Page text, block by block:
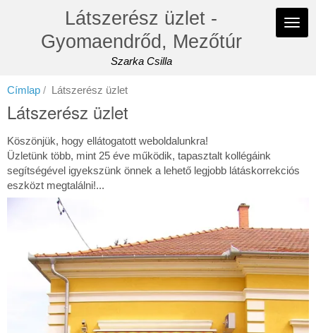
tartalomra
Látszerész üzlet -
Gyomaendrőd, Mezőtúr
Szarka Csilla
Címlap Látszerész üzlet
Látszerész üzlet
Köszönjük, hogy ellátogatott weboldalunkra!
Üzletünk több, mint 25 éve működik, tapasztalt kollégáink
segítségével igyekszünk önnek a lehető legjobb látáskorrekciós
eszközt megtalálni!...